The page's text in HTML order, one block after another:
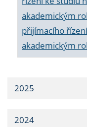
akademickým
přijímacího
akademickým
2025
2024